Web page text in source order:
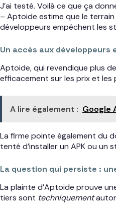
J’ai testé. Voilà ce que ça
– Aptoide estime que le
développeurs empêchent les
Un accès aux développeurs
Aptoide, qui revendique plus de
efficacement sur les prix et les
A lire également : Google
La firme pointe également du
tenté d’installer un APK ou un
La question qui persiste :
La plainte d’Aptoide prouve
tiers sont techniquement